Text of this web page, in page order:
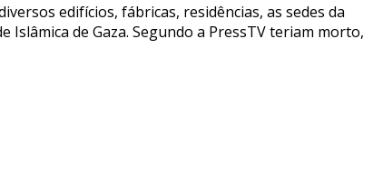
edifícios, fábricas, residências, as sedes da
Islâmica de Gaza. Segundo a PressTV teriam morto,